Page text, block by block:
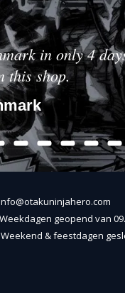
in only 4
this shop.
Weekdagen geopend van
Weekend & feestdagen